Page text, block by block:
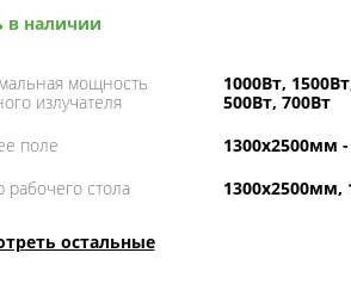
в наличии
мощность
излучателя
1000Вт,
500Вт, 700Вт
поле
1300х2500мм
рабочего стола
1300х2500мм,
остальные